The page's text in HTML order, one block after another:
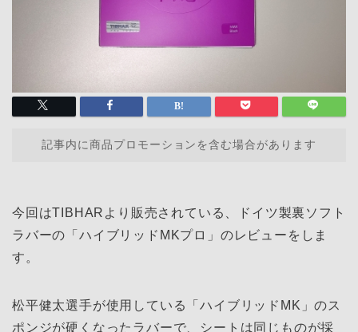
記事内に商品プロモーションを含む場合があります
今回はTIBHARより販売されている、ドイツ製裏ソフト
ラバーの「ハイブリッドMKプロ」のレビューをしま
す。
松平健太選手が使用している「ハイブリッドMK」のス
ポンジが硬くなったラバーで、シートは同じものが採